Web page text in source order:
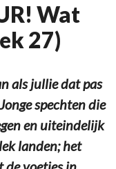
Wat
27)
als jullie dat pas
spechten die
en uiteindelijk
landen; het